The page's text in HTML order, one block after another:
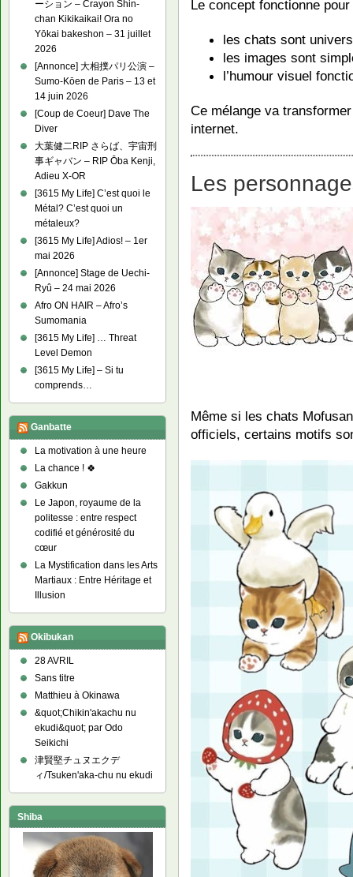
Le concept fonctionne
les chats sont
les images sont
l’humour visuel
Ce mélange va
internet.
Les
Même si les chats
officiels, certains motifs
ーション – Crayon Shin-
chan Kikikaikai! Ora no
Yōkai bakeshon – 31 juillet
2026
[Annonce] 大相撲パリ公演 –
Sumo-Kōen de Paris – 13 et
14 juin 2026
[Coup de Coeur] Dave The
Diver
大葉健二RIP さらば、宇宙刑
事ギャバン – RIP Ōba Kenji,
Adieu X-OR
[3615 My Life] C’est quoi le
Métal? C’est quoi un
métaleux?
[3615 My Life] Adios! – 1er
mai 2026
[Annonce] Stage de Uechi-
Ryû – 24 mai 2026
Afro ON HAIR – Afro’s
Sumomania
[3615 My Life] … Threat
Level Demon
[3615 My Life] – Si tu
comprends…
Ganbatte
La motivation à une heure
La chance ! 🍀
Gakkun
Le Japon, royaume de la
politesse : entre respect
codifié et générosité du
cœur
La Mystification dans les Arts
Martiaux : Entre Héritage et
Illusion
Okibukan
28 AVRIL
Sans titre
Matthieu à Okinawa
&quot;Chikin'akachu nu
ekudi&quot; par Odo
Seikichi
津賢堅チュヌエクデ
ィ/Tsuken'aka-chu nu ekudi
Shiba